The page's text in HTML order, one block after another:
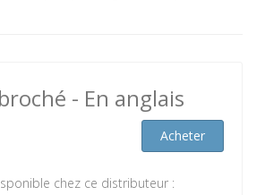
- En anglais
Acheter
chez ce distributeur :